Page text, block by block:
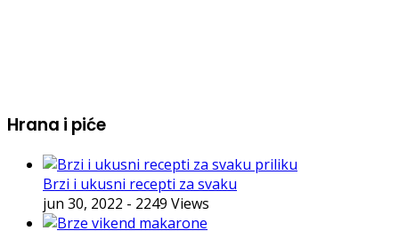
Hrana i piće
Brzi i ukusni recepti za svaku
jun 30, 2022 - 2249 Views